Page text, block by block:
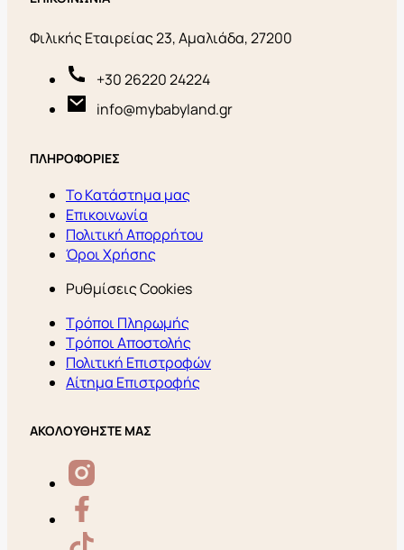
Φιλικής Εταιρείας 23, Αμαλιάδα, 27200
+30 26220 24224
info@mybabyland.gr
ΠΛΗΡΟΦΟΡΙΕΣ
Το Κατάστημα μας
Επικοινωνία
Πολιτική Απορρήτου
Όροι Χρήσης
Ρυθμίσεις Cookies
Τρόποι Πληρωμής
Τρόποι Αποστολής
Πολιτική Επιστροφών
Αίτημα Επιστροφής
ΑΚΟΛΟΥΘΗΣΤΕ ΜΑΣ